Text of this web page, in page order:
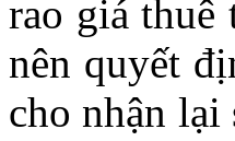
rao giá thuê
nên quyết
cho nhận